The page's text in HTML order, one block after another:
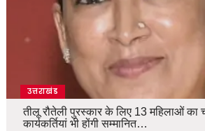
उत्तराखंड
तीलू रौतेली पुरस्कार के लिए 13 महिलाओं
कार्यकर्तियां भी होंगी सम्मानित…